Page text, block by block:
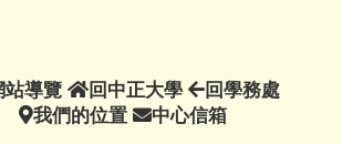
站導覽網
站
回中正大學回
中
回學務處回
我們的位置我 中心信箱中